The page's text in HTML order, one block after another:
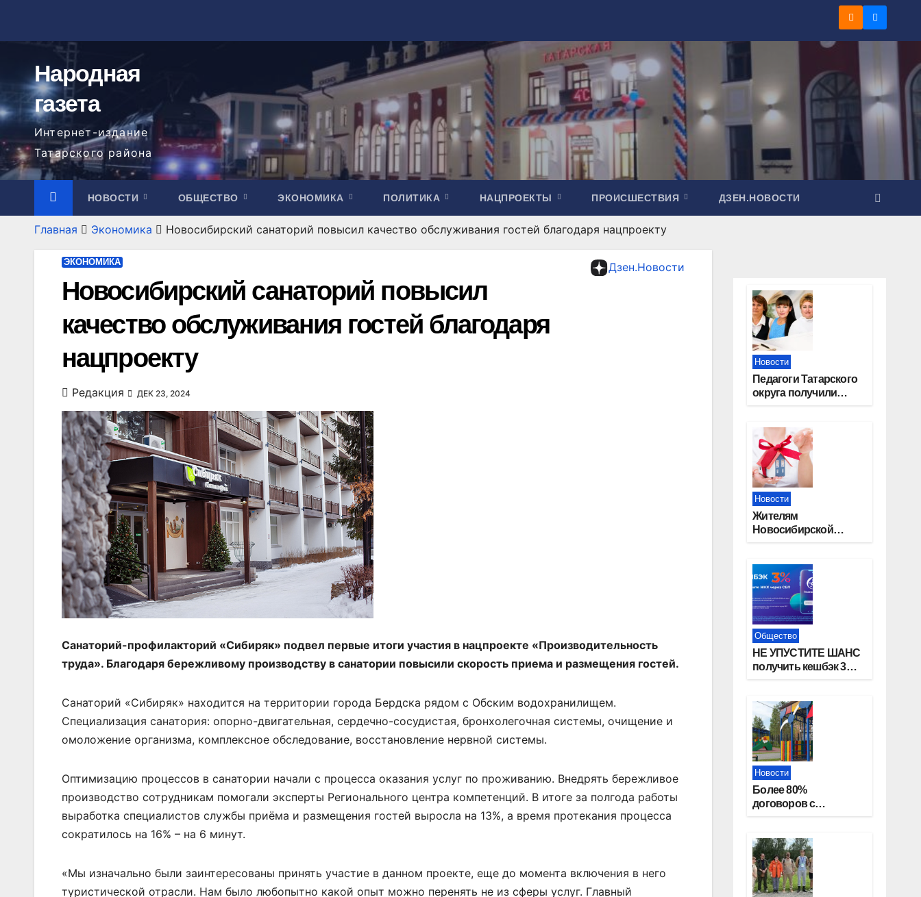
содержимому
Народная
газета
Интернет-издание
Татарского района
НОВОСТИ ОБЩЕСТВО ЭКОНОМИКА ПОЛИТИКА НАЦПРОЕКТЫ ПРОИСШЕСТВИЯ ДЗЕН.НОВОСТИ
Главная Экономика Новосибирский санаторий повысил качество обслуживания гостей благодаря нацпроекту
Дзен.Новости
ЭКОНОМИКА
Новосибирский санаторий повысил
качество обслуживания гостей благодаря
нацпроекту
Редакция ДЕК 23, 2024
Санаторий-профилакторий «Сибиряк» подвел первые итоги участия в нацпроекте «Производительность
труда». Благодаря бережливому производству в санатории повысили скорость приема и размещения гостей.
Санаторий «Сибиряк» находится на территории города Бердска рядом с Обским водохранилищем.
Специализация санатория: опорно-двигательная, сердечно-сосудистая, бронхолегочная системы, очищение и
омоложение организма, комплексное обследование, восстановление нервной системы.
Оптимизацию процессов в санатории начали с процесса оказания услуг по проживанию. Внедрять бережливое
производство сотрудникам помогали эксперты Регионального центра компетенций. В итоге за полгода работы
выработка специалистов службы приёма и размещения гостей выросла на 13%, а время протекания процесса
сократилось на 16% – на 6 минут.
«Мы изначально были заинтересованы принять участие в данном проекте, еще до момента включения в него
туристической отрасли. Нам было любопытно какой опыт можно перенять не из сферы услуг. Главный
Новости
Педагоги Татарского
округа получили
Новости
Жителям
Новосибирской
оформить право
собственности на
квартиру
Общество
НЕ УПУСТИТЕ ШАНС
получить кешбэк 3%
Новости
Более 80%
договоров с
Новосибирской
области оформили
онлайн